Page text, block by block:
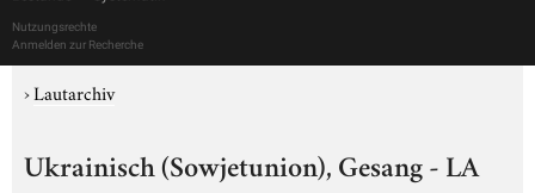
Nutzungsrechte
Anmelden zur Recherche
›Lautarchiv
Ukrainisch (Sowjetunion), Gesang - LA